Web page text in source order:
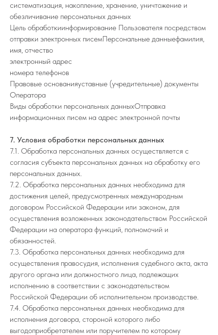
систематизация, накопление, хранение, уничтожение и
обезличивание персональных данных
Цель обработкиинформирование Пользователя посредством
отправки электронных писемПерсональные данныефамилия,
имя, отчество
электронный адрес
номера телефонов
Правовые основанияуставные (учредительные) документы
Оператора
Виды обработки персональных данныхОтправка
информационных писем на адрес электронной почты
7. Условия обработки персональных данных
7.1. Обработка персональных данных осуществляется с
согласия субъекта персональных данных на обработку его
персональных данных.
7.2. Обработка персональных данных необходима для
достижения целей, предусмотренных международным
договором Российской Федерации или законом, для
осуществления возложенных законодательством Российской
Федерации на оператора функций, полномочий и
обязанностей.
7.3. Обработка персональных данных необходима для
осуществления правосудия, исполнения судебного акта, акта
другого органа или должностного лица, подлежащих
исполнению в соответствии с законодательством
Российской Федерации об исполнительном производстве.
7.4. Обработка персональных данных необходима для
исполнения договора, стороной которого либо
выгодоприобретателем или поручителем по которому